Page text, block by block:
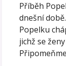
Příběh
dnešní
Popelku
jichž se